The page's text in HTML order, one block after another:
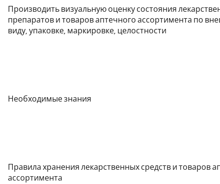
Производить визуальную оценку состояния
препаратов и товаров аптечного ассортимента по
виду, упаковке, маркировке, целостности
Необходимые знания
Правила хранения лекарственных средств и товаров
ассортимента